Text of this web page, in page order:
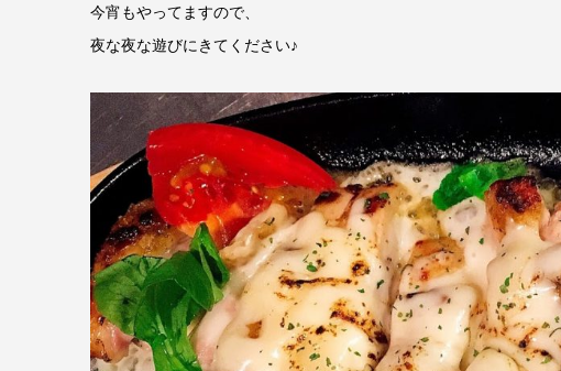
今宵もやってますので、
夜な夜な遊びにきてください♪